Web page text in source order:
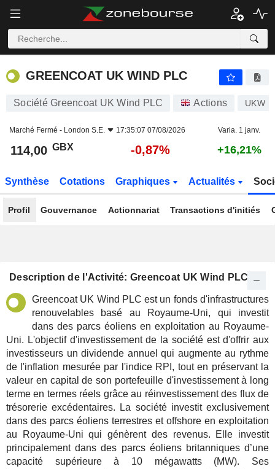
GREENCOAT UK WIND PLC
GREENCOAT UK WIND PLC
Société Greencoat UK Wind PLC Actions UKW
Marché Fermé - London S.E. 17:35:07 07/08/2026 Varia. 1 janv.
114,00 GBX -0,87% +16,21%
Synthèse Cotations Graphiques Actualités
Profil Gouvernance Actionnariat Transactions d'initiés
Description de l'Activité: Greencoat UK Wind PLC
Greencoat UK Wind PLC est un fonds d'infrastructures
renouvelables basé au Royaume-Uni, qui investit
dans des parcs éoliens en exploitation au Royaume-
Uni. L'objectif d'investissement de la société est d'offrir aux
investisseurs un dividende annuel qui augmente au rythme
de l'inflation mesurée par l'indice RPI, tout en préservant la
valeur en capital de son portefeuille d'investissement à long
terme en termes réels grâce au réinvestissement des flux de
trésorerie excédentaires. La société investit exclusivement
dans des parcs éoliens terrestres et offshore en exploitation
au Royaume-Uni qui génèrent des revenus. Elle investit
principalement dans des parcs éoliens britanniques d’une
capacité supérieure à 10 mégawatts (MW). Ses